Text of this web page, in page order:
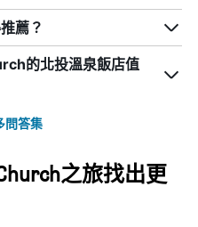
薦？
的北投溫泉飯店值
問答集
之旅找出更